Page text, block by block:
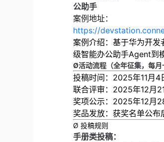
公助手
案例地址：
https://
案例介绍：基于华为开
级智能办公助手Agent到
Ø活动流程（全年征集，每月
投稿时间：2025年11月4
联合评审：2025年12月
奖项公示：2025年12月
奖品发放：获奖名单公布
Ø 投稿规则
手册类投稿：